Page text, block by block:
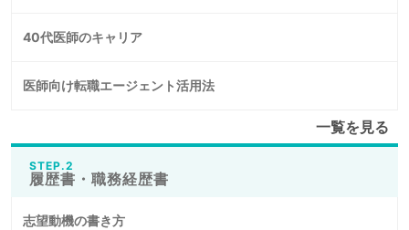
40代医師のキャリア
医師向け転職エージェント活用法
一覧を見る
STEP.2
履歴書・職務経歴書
志望動機の書き方